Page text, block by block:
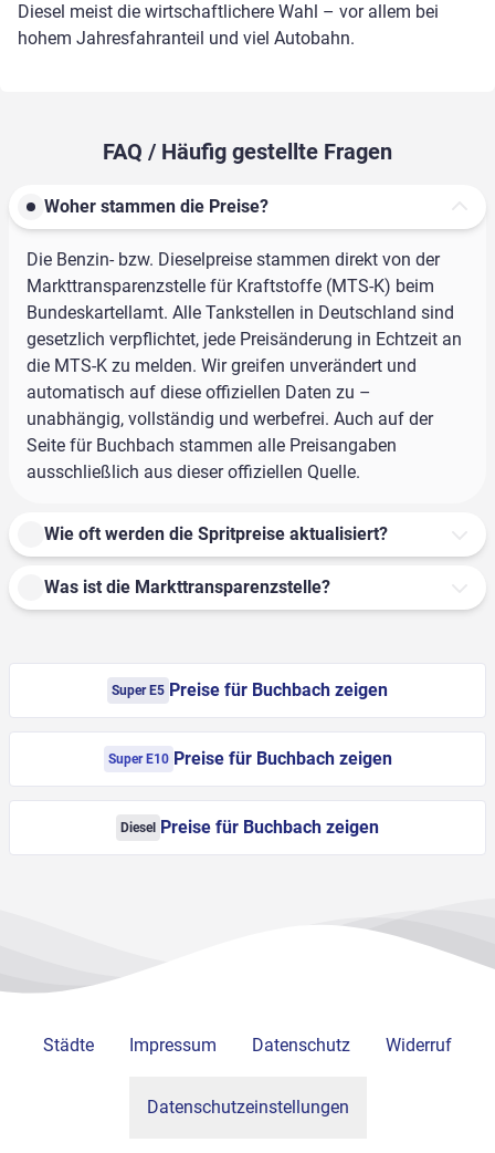
Diesel meist die wirtschaftlichere Wahl – vor allem bei
hohem Jahresfahranteil und viel Autobahn.
FAQ / Häufig gestellte Fragen
Woher stammen die Preise?
Die Benzin- bzw. Dieselpreise stammen direkt von der
Markttransparenzstelle für Kraftstoffe (MTS-K) beim
Bundeskartellamt. Alle Tankstellen in Deutschland sind
gesetzlich verpflichtet, jede Preisänderung in Echtzeit an
die MTS-K zu melden. Wir greifen unverändert und
automatisch auf diese offiziellen Daten zu –
unabhängig, vollständig und werbefrei. Auch auf der
Seite für Buchbach stammen alle Preisangaben
ausschließlich aus dieser offiziellen Quelle.
Wie oft werden die Spritpreise aktualisiert?
Was ist die Markttransparenzstelle?
Super E5 Preise für Buchbach zeigen
Super E10 Preise für Buchbach zeigen
Diesel Preise für Buchbach zeigen
Städte Impressum Datenschutz Widerruf
Datenschutzeinstellungen